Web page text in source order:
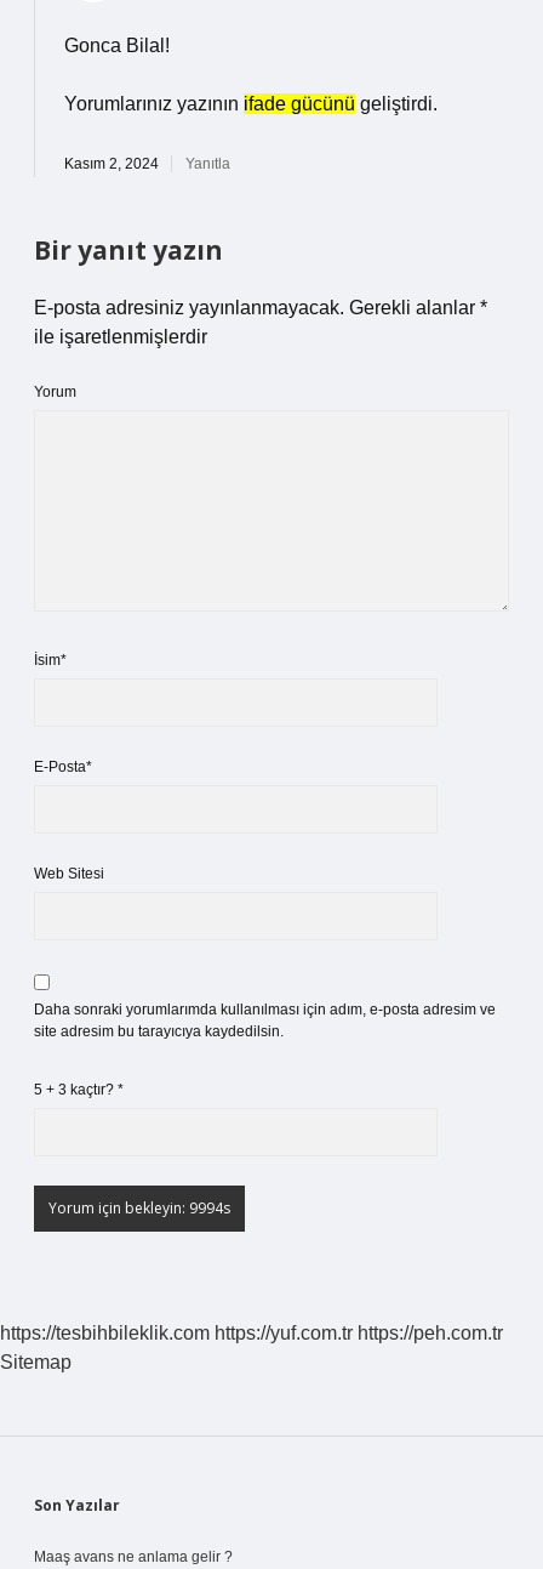
Gonca Bilal!
Yorumlarınız yazının ifade gücünü geliştirdi.
Kasım 2, 2024 Yanıtla
Bir yanıt yazın
E-posta adresiniz yayınlanmayacak. Gerekli alanlar *
ile işaretlenmişlerdir
Yorum
İsim*
E-Posta*
Web Sitesi
Daha sonraki yorumlarımda kullanılması için adım, e-posta adresim ve
site adresim bu tarayıcıya kaydedilsin.
5 + 3 kaçtır? *
https://tesbihbileklik.com https://yuf.com.tr https://peh.com.tr
Sitemap
Sidebar
Son Yazılar
Maaş avans ne anlama gelir ?